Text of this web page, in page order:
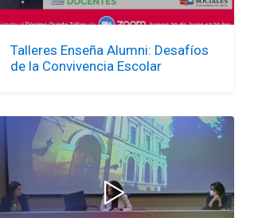
Talleres Enseña Alumni: Desafíos
de la Convivencia Escolar